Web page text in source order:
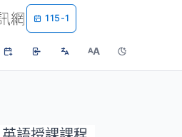
115-1
AA